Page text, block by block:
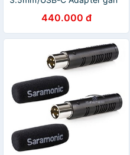
440.000 đ